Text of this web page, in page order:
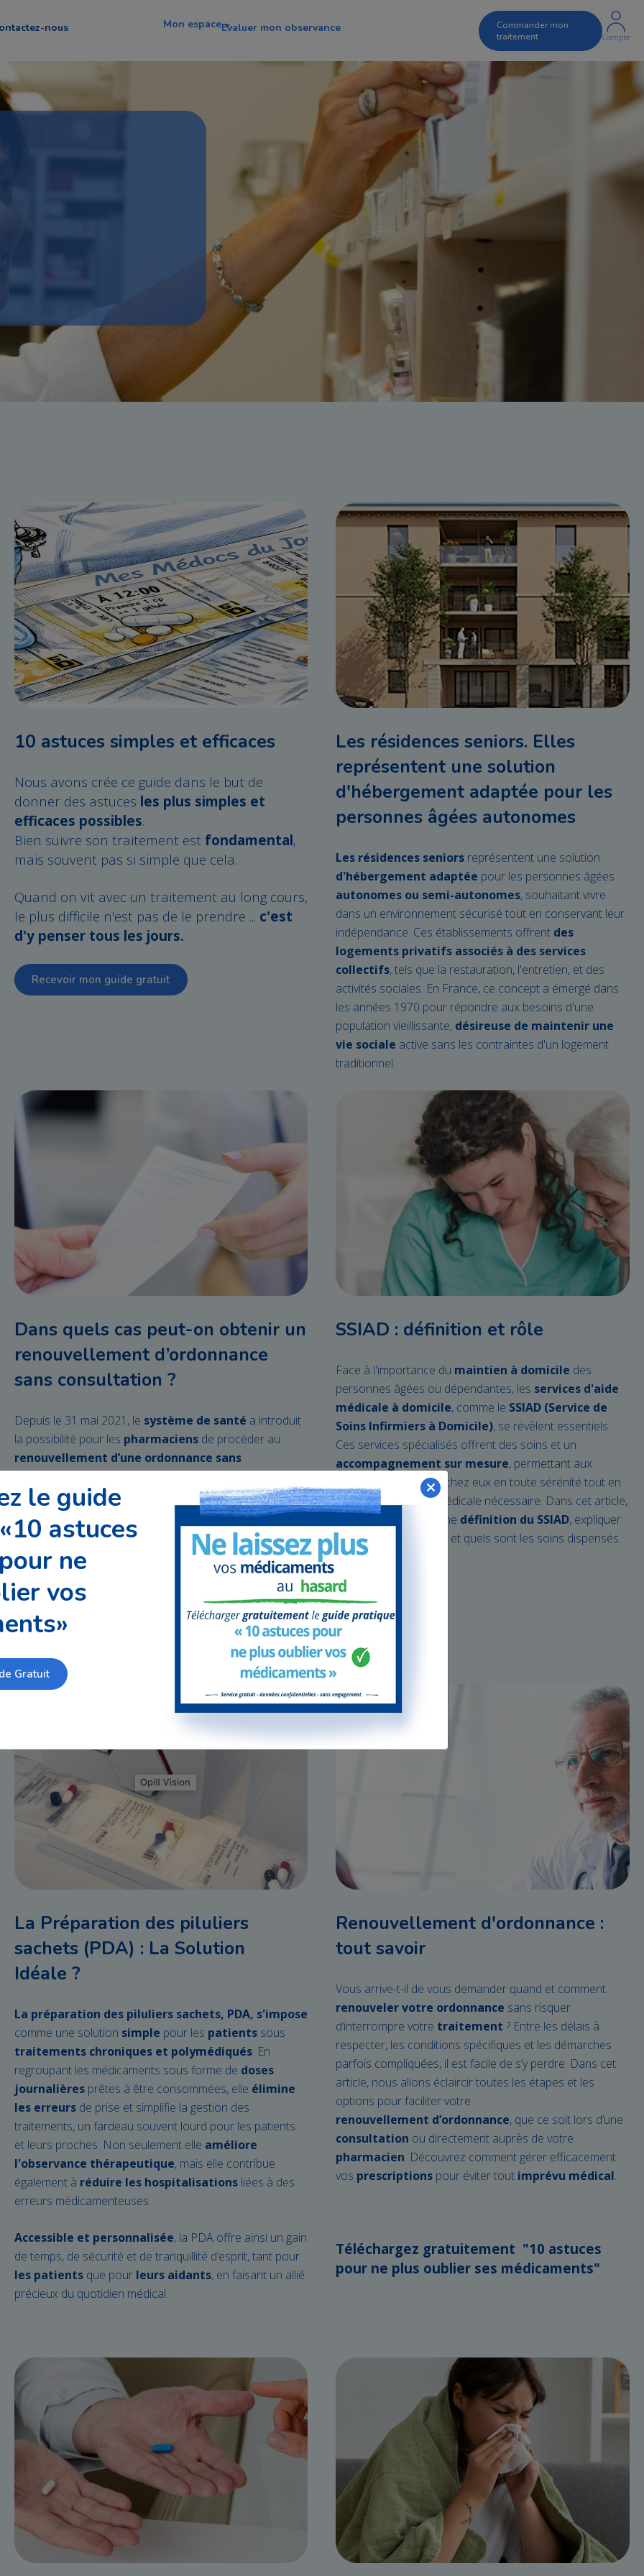
nous Mon espaceEvaluer mon observance
Commander mon
traitement
10 astuces simples et efficaces
Nous avons crée ce guide dans le but de
donner des astuces les plus simples et
efficaces possibles.
Bien suivre son traitement est fondamental,
mais souvent pas si simple que cela.
Quand on vit avec un traitement au long cours,
le plus difficile n'est pas de le prendre ... c'est
d'y penser tous les jours.
Recevoir mon guide gratuit
Les résidences seniors. Elles
représentent une solution
d'hébergement adaptée pour les
personnes âgées autonomes
Les résidences seniors représentent une solution
d'hébergement adaptée pour les personnes âgées
autonomes ou semi-autonomes, souhaitant vivre
dans un environnement sécurisé tout en conservant leur
indépendance. Ces établissements offrent des
logements privatifs associés à des services
collectifs, tels que la restauration, l'entretien, et des
activités sociales. En France, ce concept a émergé dans
les années 1970 pour répondre aux besoins d'une
population vieillissante, désireuse de maintenir une
vie sociale active sans les contraintes d'un logement
traditionnel.
Dans quels cas peut-on obtenir un
renouvellement d’ordonnance
sans consultation ?
Depuis le 31 mai 2021, le système de santé a introduit
la possibilité pour les pharmaciens de procéder au
renouvellement d’une ordonnance sans
patients atteints de maladies chroniquestelles que
l'asthme, l'hypertension ou le diabète, facilitant le maintien
de leur traitement sans interruptions. L'objectif est de
désengorger les cabinets médicaux, de réduire les
dépenses de la Sécurité Sociale, et d'assurer une
continuité des soins. Cet article détaille les conditions de
ce dispositif et son fonctionnement pratique.
Lancez-vous ! Recevez votre traitement préparé
SSIAD : définition et rôle
Face à l'importance du maintien à domicile des
personnes âgées ou dépendantes, les services d'aide
médicale à domicile, comme le SSIAD (Service de
Soins Infirmiers à Domicile), se révèlent essentiels.
Ces services spécialisés offrent des soins et un
accompagnement sur mesure, permettant aux
bénéficiaires de vivre chez eux en toute sérénité tout en
recevant l'attention médicale nécessaire. Dans cet article,
nous allons donner une définition du SSIAD, expliquer
qui peut en bénéficier, et quels sont les soins dispensés.
La Préparation des piluliers
sachets (PDA) : La Solution
Idéale ?
La préparation des piluliers sachets, PDA, s'impose
comme une solution simple pour les patients sous
traitements chroniques et polymédiqués. En
regroupant les médicaments sous forme de doses
journalièresprêtes à être consommées, elle élimine
les erreurs de prise et simplifie la gestion des
traitements, un fardeau souvent lourd pour les patients
et leurs proches. Non seulement elle améliore
l'observance thérapeutique, mais elle contribue
également à réduire les hospitalisationsliées à des
erreurs médicamenteuses.
Accessible et personnalisée, la PDA offre ainsi un gain
de temps, de sécurité et de tranquillité d’esprit, tant pour
les patientsque pour leurs aidants, en faisant un allié
précieux du quotidien médical.
Renouvellement d'ordonnance :
tout savoir
Vous arrive-t-il de vous demander quand et comment
renouveler votre ordonnance sans risquer
d’interrompre votre traitement ? Entre les délais à
respecter, les conditions spécifiques et les démarches
parfois compliquées, il est facile de s’y perdre. Dans cet
article, nous allons éclaircir toutes les étapes et les
options pour faciliter votre
renouvellement d’ordonnance, que ce soit lors d’une
consultation ou directement auprès de votre
pharmacien. Découvrez comment gérer efficacement
vos prescriptions pour éviter tout imprévu médical.
Téléchargez gratuitement "10 astuces
pour ne plus oublier ses médicaments"
le guide
astuces
ne
vos
Gratuit